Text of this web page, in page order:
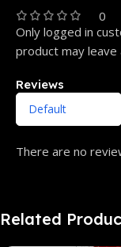
0
Reviews
There are no
Only logged in
product may leave
Related